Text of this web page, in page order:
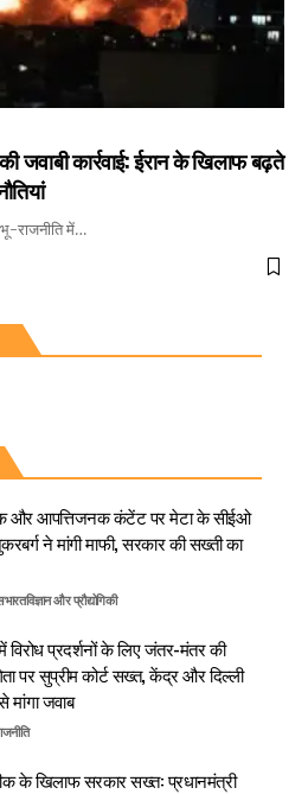
जवाबी कार्रवाई: ईरान के खिलाफ बढ़ते
राजनीति में…
और आपत्तिजनक कंटेंट पर मेटा के सीईओ
ने मांगी माफी, सरकार की सख्ती का
भारतविज्ञान और प्रौद्योगिकी
विरोध प्रदर्शनों के लिए जंतर-मंतर की
पर सुप्रीम कोर्ट सख्त, केंद्र और दिल्ली
मांगा जवाब
के खिलाफ सरकार सख्त: प्रधानमंत्री